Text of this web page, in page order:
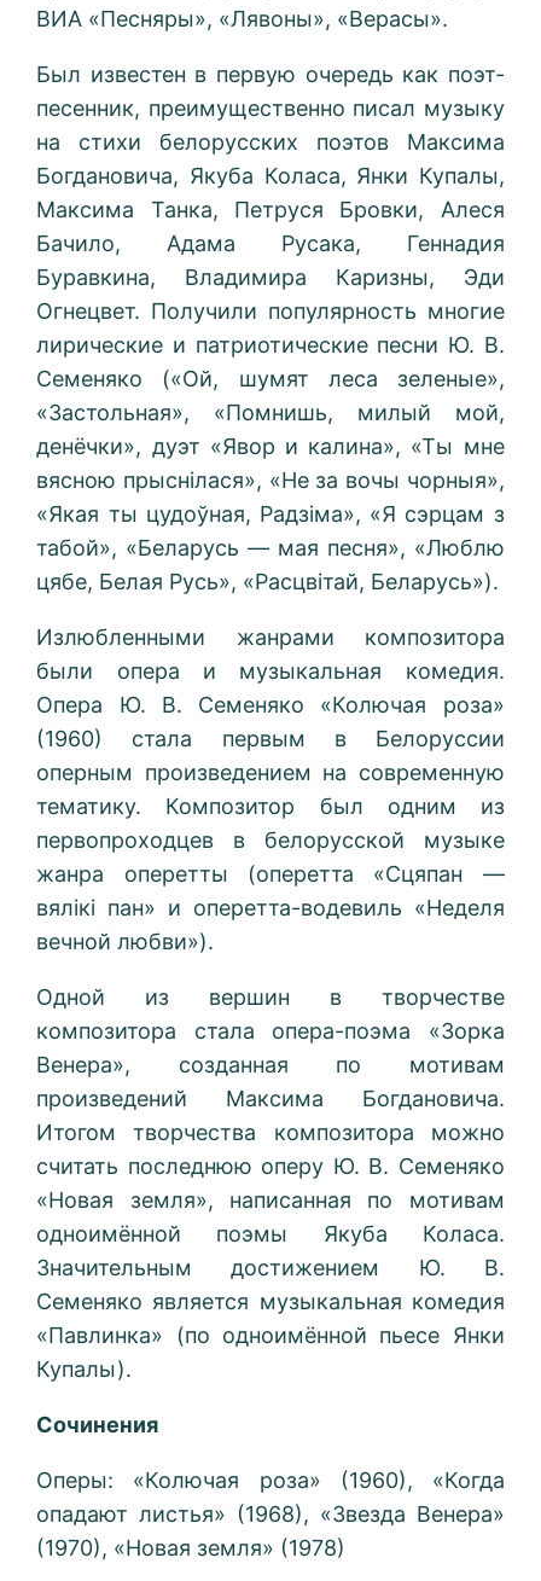
ВИА «Песняры», «Лявоны», «Верасы».
Был известен в первую очередь как поэт-
песенник, преимущественно писал музыку
на стихи белорусских поэтов Максима
Богдановича, Якуба Коласа, Янки Купалы,
Максима Танка, Петруся Бровки, Алеся
Бачило, Адама Русака, Геннадия
Буравкина, Владимира Каризны, Эди
Огнецвет. Получили популярность многие
лирические и патриотические песни Ю. В.
Семеняко («Ой, шумят леса зеленые»,
«Застольная», «Помнишь, милый мой,
денёчки», дуэт «Явор и калина», «Ты мне
вясною прыснілася», «Не за вочы чорныя»,
«Якая ты цудоўная, Радзіма», «Я сэрцам з
табой», «Беларусь — мая песня», «Люблю
цябе, Белая Русь», «Расцвітай, Беларусь»).
Излюбленными жанрами композитора
были опера и музыкальная комедия.
Опера Ю. В. Семеняко «Колючая роза»
(1960) стала первым в Белоруссии
оперным произведением на современную
тематику. Композитор был одним из
первопроходцев в белорусской музыке
жанра оперетты (оперетта «Сцяпан —
вялікі пан» и оперетта-водевиль «Неделя
вечной любви»).
Одной из вершин в творчестве
композитора стала опера-поэма «Зорка
Венера», созданная по мотивам
произведений Максима Богдановича.
Итогом творчества композитора можно
считать последнюю оперу Ю. В. Семеняко
«Новая земля», написанная по мотивам
одноимённой поэмы Якуба Коласа.
Значительным достижением Ю. В.
Семеняко является музыкальная комедия
«Павлинка» (по одноимённой пьесе Янки
Купалы).
Сочинения
Оперы: «Колючая роза» (1960), «Когда
опадают листья» (1968), «Звезда Венера»
(1970), «Новая земля» (1978)